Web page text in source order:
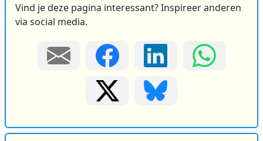
Vind je deze pagina interessant? Inspireer anderen
via social media.